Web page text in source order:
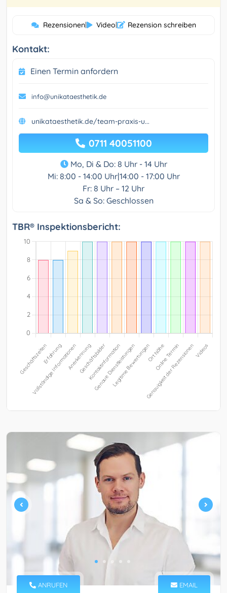
Rezensionen| Video| Rezension schreiben
Kontakt:
Einen Termin anfordern
info@unikataesthetik.de
unikataesthetik.de/team-praxis-u...
0711 40051100
Mo, Di & Do: 8 Uhr - 14 Uhr
Mi: 8:00 - 14:00 Uhr|14:00 - 17:00 Uhr
Fr: 8 Uhr – 12 Uhr
Sa & So: Geschlossen
TBR® Inspektionsbericht:
ANRUFEN EMAIL